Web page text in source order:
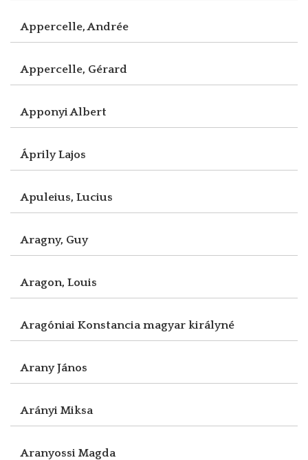
Appercelle, Andrée
Appercelle, Gérard
Apponyi Albert
Áprily Lajos
Apuleius, Lucius
Aragny, Guy
Aragon, Louis
Aragóniai Konstancia magyar királyné
Arany János
Arányi Miksa
Aranyossi Magda